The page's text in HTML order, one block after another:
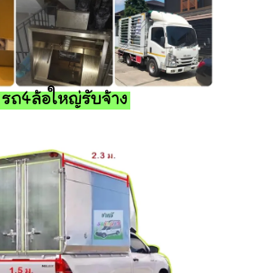
รถ4ล้อใหญ่รับจ้าง